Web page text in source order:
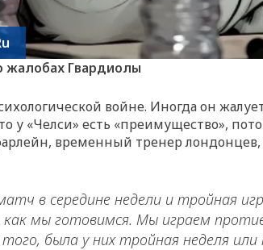
жалобах Гвардиолы
войне. Иногда он
у «Челси» есть «преимущество»,
временный тренер
в середине недели и тройная
как мы готовимся. Мы играем
была у них тройная неделя